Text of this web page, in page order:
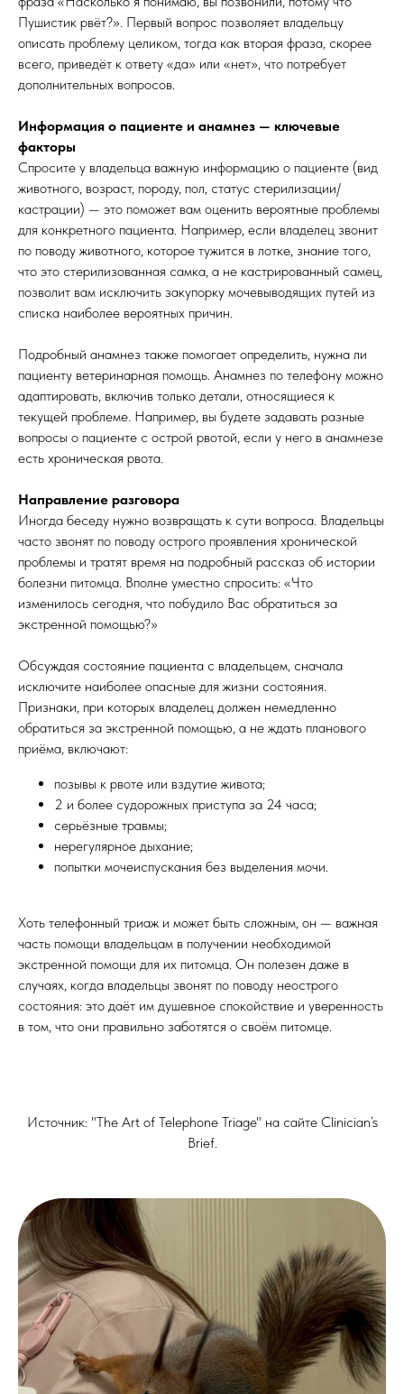
Пушистик рвёт?». Первый вопрос позволяет владельцу
описать проблему целиком, тогда как вторая фраза, скорее
всего, приведёт к ответу «да» или «нет», что потребует
дополнительных вопросов.
Информация о пациенте и анамнез — ключевые
факторы
Спросите у владельца важную информацию о пациенте (вид
животного, возраст, породу, пол, статус стерилизации/
кастрации) — это поможет вам оценить вероятные проблемы
для конкретного пациента. Например, если владелец звонит
по поводу животного, которое тужится в лотке, знание того,
что это стерилизованная самка, а не кастрированный самец,
позволит вам исключить закупорку мочевыводящих путей из
списка наиболее вероятных причин.
Подробный анамнез также помогает определить, нужна ли
пациенту ветеринарная помощь. Анамнез по телефону можно
адаптировать, включив только детали, относящиеся к
текущей проблеме. Например, вы будете задавать разные
вопросы о пациенте с острой рвотой, если у него в анамнезе
есть хроническая рвота.
Направление разговора
Иногда беседу нужно возвращать к сути вопроса. Владельцы
часто звонят по поводу острого проявления хронической
проблемы и тратят время на подробный рассказ об истории
болезни питомца. Вполне уместно спросить: «Что
изменилось сегодня, что побудило Вас обратиться за
экстренной помощью?»
Обсуждая состояние пациента с владельцем, сначала
исключите наиболее опасные для жизни состояния.
Признаки, при которых владелец должен немедленно
обратиться за экстренной помощью, а не ждать планового
приёма, включают:
позывы к рвоте или вздутие живота;
2 и более судорожных приступа за 24 часа;
серьёзные травмы;
нерегулярное дыхание;
попытки мочеиспускания без выделения мочи.
Хоть телефонный триаж и может быть сложным, он — важная
часть помощи владельцам в получении необходимой
экстренной помощи для их питомца. Он полезен даже в
случаях, когда владельцы звонят по поводу неострого
состояния: это даёт им душевное спокойствие и уверенность
в том, что они правильно заботятся о своём питомце.
Источник: "The Art of Telephone Triage" на сайте Clinician’s
Brief.